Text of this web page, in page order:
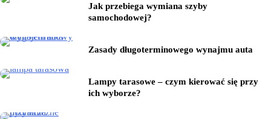
Jak przebiega wymiana szyby
samochodowej?
Zasady długoterminowego wynajmu auta
Lampy tarasowe – czym kierować się przy
ich wyborze?